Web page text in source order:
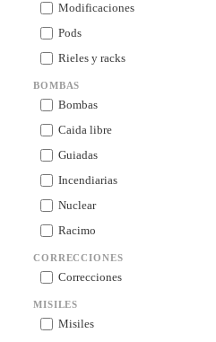
Modificaciones
Pods
Rieles y racks
BOMBAS
Bombas
Caida libre
Guiadas
Incendiarias
Nuclear
Racimo
CORRECCIONES
Correcciones
MISILES
Misiles